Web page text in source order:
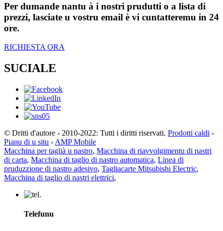
Per dumande nantu à i nostri prudutti o a lista di
prezzi, lasciate u vostru email è vi cuntatteremu in 24
ore.
RICHIESTA ORA
SUCIALE
© Dritti d'autore - 2010-2022: Tutti i diritti riservati. Prodotti caldi -
Pianu di u situ - AMP Mobile
Macchina per taglià u nastro, Macchina di riavvolgimentu di nastri
di carta, Macchina di taglio di nastro automatica, Linea di
pruduzzione di nastro adesivo, Tagliacarte Mitsubishi Electric,
Macchina di taglio di nastri elettrici,
Telefunu